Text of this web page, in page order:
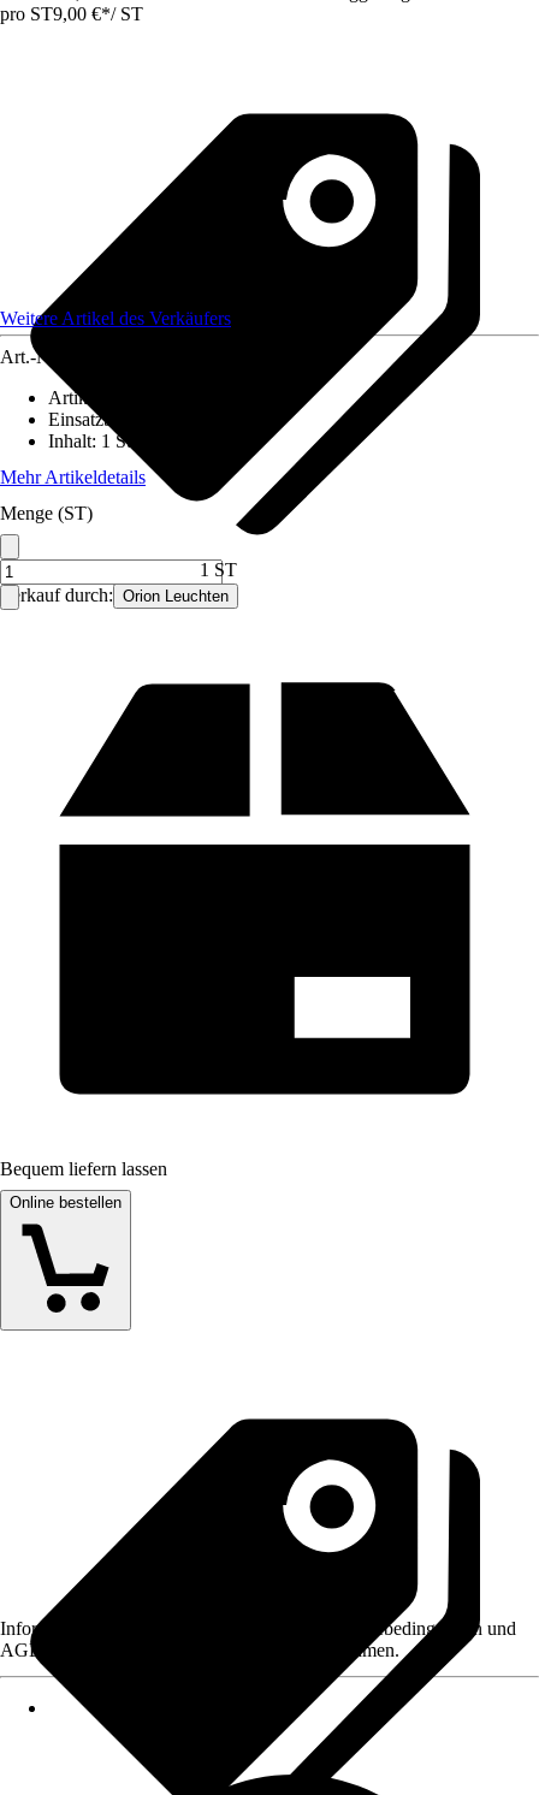
pro ST9,00 €*/ ST
Verkauf durch: Orion Leuchten
Weitere Artikel des Verkäufers
Art.-Nr.
Artikeltyp
Einsatzbereich
Inhalt: 1 Stück
Mehr Artikeldetails
Menge (ST)
1 ST
Bequem liefern lassen
Online bestellen
Informationen des Verkäufers, wie z. B. Rückgabebedingungen und
AGB, finden Sie bei Klick auf den Verkäufernamen.